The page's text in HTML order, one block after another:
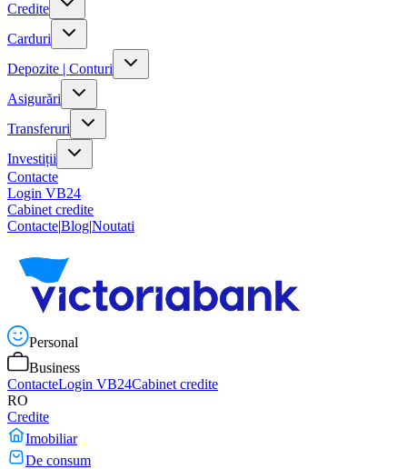
Credite
Carduri
Depozite | Conturi
Asigurări
Transferuri
Investiții
Contacte
Login VB24
Cabinet credite
Contacte|Blog|Noutati
Personal
Business
ContacteLogin VB24Cabinet credite
RO
Credite
Imobiliar
De consum